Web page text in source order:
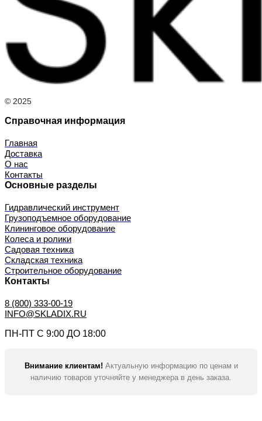
© 2025
Справочная информация
Главная
Доставка
О нас
Контакты
Основные разделы
Гидравлический инструмент
Грузоподъемное оборудование
Клининговое оборудование
Колеса и ролики
Садовая техника
Складская техника
Строительное оборудование
Контакты
8 (800) 333-00-19
INFO@SKLADIX.RU
ПН-ПТ С 9:00 ДО 18:00
Внимание клиентам! Актуальную информацию по ценам и
наличию товаров уточняйте у менеджера в день заказа.